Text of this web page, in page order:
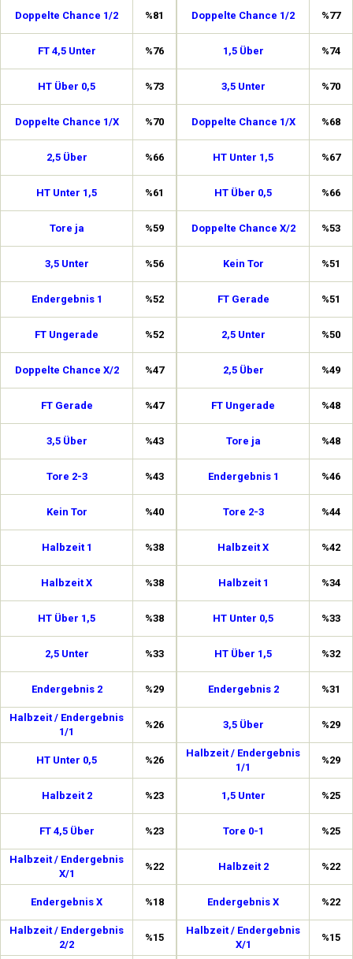
Doppelte Chance 1/2 %81
FT 4,5 Unter %76
HT Über 0,5 %73
Doppelte Chance 1/X %70
2,5 Über %66
HT Unter 1,5 %61
Tore ja %59
3,5 Unter %56
Endergebnis 1 %52
FT Ungerade %52
Doppelte Chance X/2 %47
FT Gerade %47
3,5 Über %43
Tore 2-3 %43
Kein Tor %40
Halbzeit 1 %38
Halbzeit X %38
HT Über 1,5 %38
2,5 Unter %33
Endergebnis 2 %29
Halbzeit / Endergebnis
1/1
%26
HT Unter 0,5 %26
Halbzeit 2 %23
FT 4,5 Über %23
Halbzeit / Endergebnis
X/1
%22
Endergebnis X %18
Halbzeit / Endergebnis
2/2
%15
Doppelte Chance 1/2 %77
1,5 Über %74
3,5 Unter %70
Doppelte Chance 1/X %68
HT Unter 1,5 %67
HT Über 0,5 %66
Doppelte Chance X/2 %53
Kein Tor %51
FT Gerade %51
2,5 Unter %50
2,5 Über %49
FT Ungerade %48
Tore ja %48
Endergebnis 1 %46
Tore 2-3 %44
Halbzeit X %42
Halbzeit 1 %34
HT Unter 0,5 %33
HT Über 1,5 %32
Endergebnis 2 %31
3,5 Über %29
Halbzeit / Endergebnis
1/1
%29
1,5 Unter %25
Tore 0-1 %25
Halbzeit 2 %22
Endergebnis X %22
Halbzeit / Endergebnis
X/1
%15